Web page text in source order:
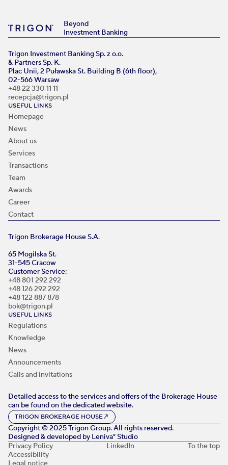
Beyond
Investment Banking
Trigon Investment Banking Sp. z o.o.
& Partners Sp. K.
Plac Unii, 2 Puławska St. Building B (6th floor),
02-566 Warsaw
+48 22 330 11 11
recepcja@trigon.pl
USEFUL LINKS
Homepage
News
About us
Services
Transactions
Team
Awards
Career
Contact
Trigon Brokerage House S.A.
65 Mogilska St.
31-545 Cracow
Customer Service:
+48 801 292 292
+48 126 292 292
+48 122 887 878
bok@trigon.pl
USEFUL LINKS
Regulations
Knowledge
News
Announcements
Calls and invitations
Detailed access to the services and offers of the Brokerage House
can be found on the dedicated website.
TRIGON BROKERAGE HOUSE↗
Copyright © 2025 Trigon Group. All rights reserved.
Designed & developed by Leniva° Studio
Privacy Policy
Accessibility
LinkedIn To the top